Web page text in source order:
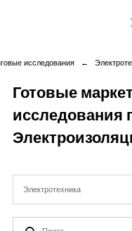
Company
Cases
исследования ←
Готовые
исследования
Электротехника